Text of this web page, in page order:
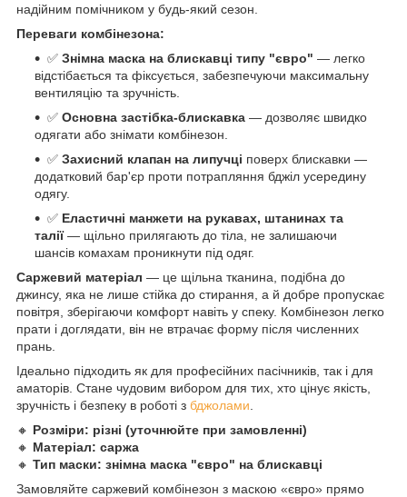
надійним помічником у будь-який сезон.
Переваги комбінезона:
✅ Знімна маска на блискавці типу "євро" — легко
відстібається та фіксується, забезпечуючи максимальну
вентиляцію та зручність.
✅ Основна застібка-блискавка — дозволяє швидко
одягати або знімати комбінезон.
✅ Захисний клапан на липучці поверх блискавки —
додатковий бар'єр проти потрапляння бджіл усередину
одягу.
✅ Еластичні манжети на рукавах, штанинах та
талії— щільно прилягають до тіла, не залишаючи
шансів комахам проникнути під одяг.
Саржевий матеріал — це щільна тканина, подібна до
джинсу, яка не лише стійка до стирання, а й добре пропускає
повітря, зберігаючи комфорт навіть у спеку. Комбінезон легко
прати і доглядати, він не втрачає форму після численних
прань.
Ідеально підходить як для професійних пасічників, так і для
аматорів. Стане чудовим вибором для тих, хто цінує якість,
зручність і безпеку в роботі з бджолами
🔸 Розміри: різні (уточнюйте при замовленні)
🔸 Матеріал: саржа
🔸 Тип маски: знімна маска "євро" на блискавці
Замовляйте саржевий комбінезон з маскою «євро» прямо